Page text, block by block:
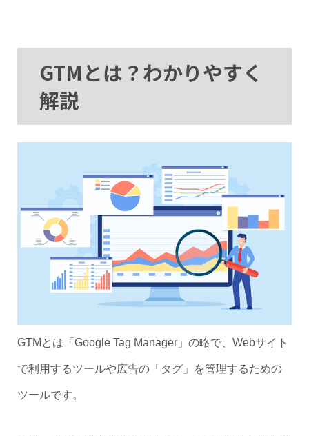
GTMとは？わかりやすく
解説
GTMとは「Google Tag Manager」の略で、Webサイト
で利用するツールや広告の「タグ」を管理するための
ツールです。